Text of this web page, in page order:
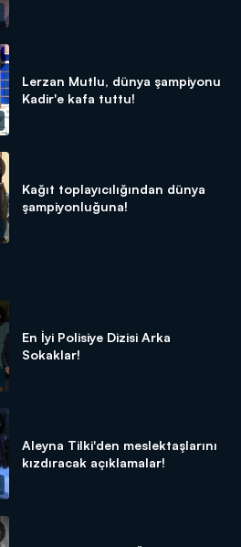
Lerzan Mutlu, dünya şampiyonu
Kadir'e kafa tuttu!
Kağıt toplayıcılığından dünya
şampiyonluğuna!
En İyi Polisiye Dizisi Arka
Sokaklar!
Aleyna Tilki'den meslektaşlarını
kızdıracak açıklamalar!